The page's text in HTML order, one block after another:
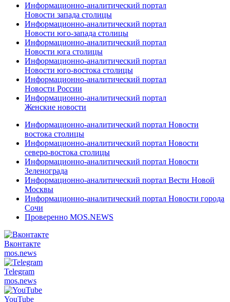
Информационно-аналитический портал
Новости запада столицы
Информационно-аналитический портал
Новости юго-запада столицы
Информационно-аналитический портал
Новости юга столицы
Информационно-аналитический портал
Новости юго-востока столицы
Информационно-аналитический портал
Новости России
Информационно-аналитический портал
Женские новости
Информационно-аналитический портал Новости
востока столицы
Информационно-аналитический портал Новости
северо-востока столицы
Информационно-аналитический портал Новости
Зеленограда
Информационно-аналитический портал Вести Новой
Москвы
Информационно-аналитический портал Новости города
Сочи
Проверенно MOS.NEWS
Вконтакте
mos.news
Telegram
mos.news
YouTube